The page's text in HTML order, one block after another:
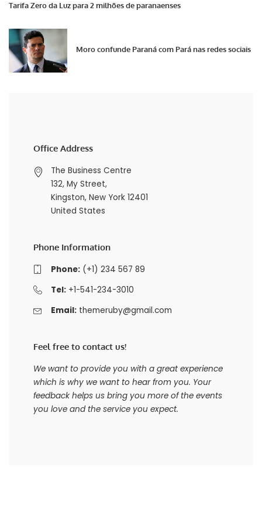
Tarifa Zero da Luz para 2 milhões de paranaenses
Moro confunde Paraná com Pará nas redes sociais
Office Address
The Business Centre
132, My Street,
Kingston, New York 12401
United States
Phone Information
Phone:(+1) 234 567 89
Tel:+1-541-234-3010
Email: themeruby@gmail.com
Feel free to contact us!
We want to provide you with a great experience
which is why we want to hear from you. Your
feedback helps us bring you more of the events
you love and the service you expect.